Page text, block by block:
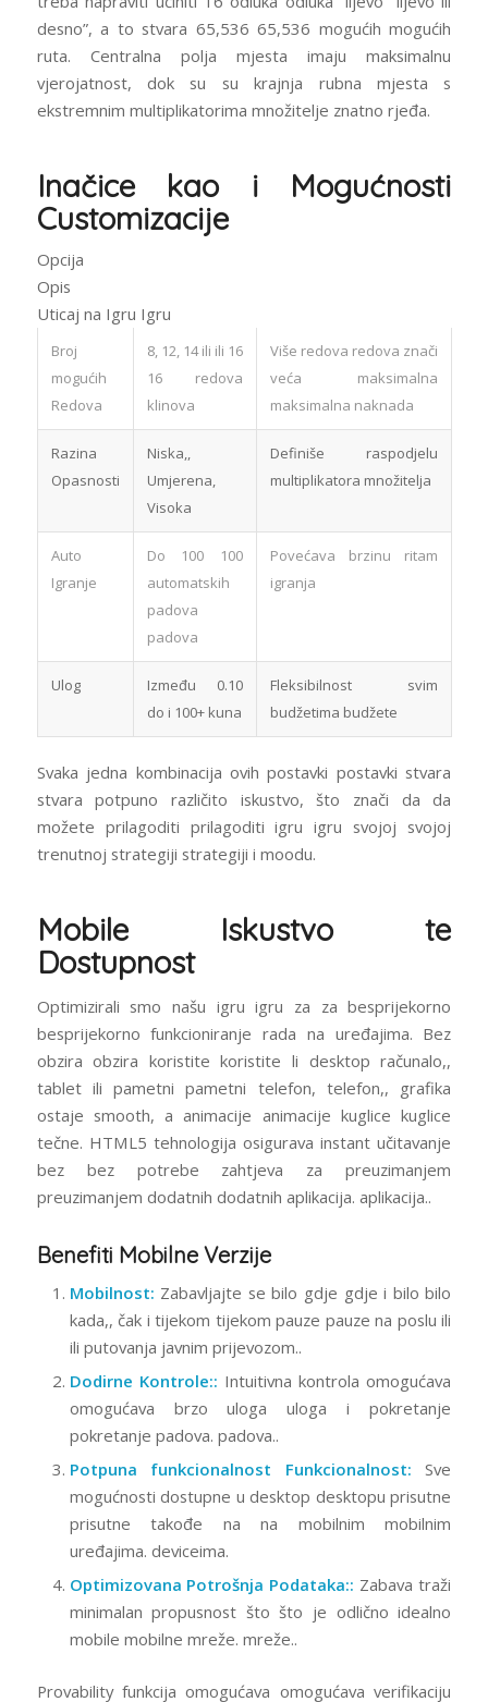
desno”, a to stvara 65,536 65,536 mogućih mogućih
ruta. Centralna polja mjesta imaju maksimalnu
vjerojatnost, dok su su krajnja rubna mjesta s
ekstremnim multiplikatorima množitelje znatno rjeđa.
Inačice kao i Mogućnosti
Customizacije
Opcija
Opis
Uticaj na Igru Igru
Broj
mogućih
Redova
8, 12, 14 ili ili 16
16 redova
klinova
Više redova redova znači
veća maksimalna
maksimalna naknada
Razina
Opasnosti
Niska,,
Umjerena,
Visoka
Definiše raspodjelu
multiplikatora množitelja
Auto
Igranje
Do 100 100
automatskih
padova
padova
Povećava brzinu ritam
igranja
Ulog
Između 0.10
do i 100+ kuna
Fleksibilnost svim
budžetima budžete
Svaka jedna kombinacija ovih postavki postavki stvara
stvara potpuno različito iskustvo, što znači da da
možete prilagoditi prilagoditi igru igru svojoj svojoj
trenutnoj strategiji strategiji i moodu.
Mobile Iskustvo te
Dostupnost
Optimizirali smo našu igru igru za za besprijekorno
besprijekorno funkcioniranje rada na uređajima. Bez
obzira obzira koristite koristite li desktop računalo,,
tablet ili pametni pametni telefon, telefon,, grafika
ostaje smooth, a animacije animacije kuglice kuglice
tečne. HTML5 tehnologija osigurava instant učitavanje
bez bez potrebe zahtjeva za preuzimanjem
preuzimanjem dodatnih dodatnih aplikacija. aplikacija..
Benefiti Mobilne Verzije
Mobilnost: Zabavljajte se bilo gdje gdje i bilo bilo
kada,, čak i tijekom tijekom pauze pauze na poslu ili
ili putovanja javnim prijevozom..
Dodirne Kontrole:: Intuitivna kontrola omogućava
omogućava brzo uloga uloga i pokretanje
pokretanje padova. padova..
Potpuna funkcionalnost Funkcionalnost: Sve
mogućnosti dostupne u desktop desktopu prisutne
prisutne takođe na na mobilnim mobilnim
uređajima. deviceima.
Optimizovana Potrošnja Podataka:: Zabava traži
minimalan propusnost što što je odlično idealno
mobile mobilne mreže. mreže..
Provability funkcija omogućava omogućava verifikaciju